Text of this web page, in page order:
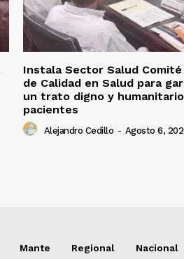
Instala Sector Salud
de Calidad en Salud para
un trato digno y
pacientes
Alejandro Cedillo - Agosto 6,
Mante Regional Nacional